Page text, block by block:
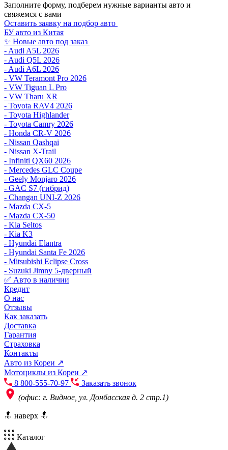
Заполните форму, подберем нужные варианты авто и
свяжемся с вами
Оставить заявку на подбор авто
БУ авто из Китая
✨ Новые авто под заказ
- Audi A5L 2026
- Audi Q5L 2026
- Audi A6L 2026
- VW Teramont Pro 2026
- VW Tiguan L Pro
- VW Tharu XR
- Toyota RAV4 2026
- Toyota Highlander
- Toyota Camry 2026
- Honda CR-V 2026
- Nissan Qashqai
- Nissan X-Trail
- Infiniti QX60 2026
- Mercedes GLC Coupe
- Geely Monjaro 2026
- GAC S7 (гибрид)
- Changan UNI-Z 2026
- Mazda CX-5
- Mazda CX-50
- Kia Seltos
- Kia K3
- Hyundai Elantra
- Hyundai Santa Fe 2026
- Mitsubishi Eclipse Cross
- Suzuki Jimny 5-дверный
✅ Авто в наличии
Кредит
О нас
Отзывы
Как заказать
Доставка
Гарантия
Страховка
Контакты
Авто из Кореи ↗
Мотоциклы из Кореи ↗
8 800-555-70-97
Заказать звонок
(офис: г. Видное, ул. Донбасская д. 2 стр.1)
🔝 наверх 🔝
Каталог